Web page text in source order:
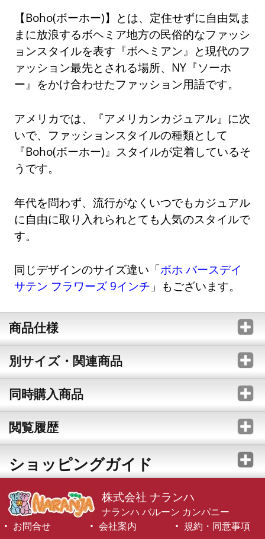
【Boho(ボーホー)】とは、定住せずに自由気ま
まに放浪するボヘミア地方の民俗的なファッシ
ョンスタイルを表す『ボヘミアン』と現代のフ
ァッション最先とされる場所、NY『ソーホ
ー』をかけ合わせたファッション用語です。
アメリカでは、『アメリカンカジュアル』に次
いで、ファッションスタイルの種類として
『Boho(ボーホー)』スタイルが定着しているそ
うです。
年代を問わず、流行がなくいつでもカジュアル
に自由に取り入れられとても人気のスタイルで
す。
同じデザインのサイズ違い「ボホ バースデイ
サテン フラワーズ 9インチ 」もございます。
商品仕様
別サイズ・関連商品
同時購入商品
閲覧履歴
ショッピングガイド
株式会社 ナランハ
ナランハ バルーン カンパニー
お問合せ
会社案内 規約・同意事項